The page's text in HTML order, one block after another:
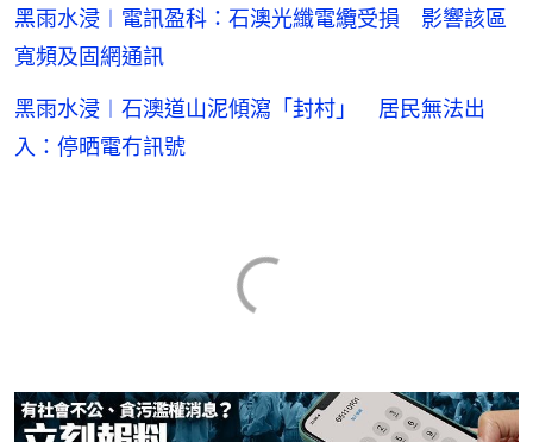
黑雨水浸︱電訊盈科：石澳光纖電纜受損 影響該區
寬頻及固網通訊
黑雨水浸︱石澳道山泥傾瀉「封村」 居民無法出
入：停晒電冇訊號